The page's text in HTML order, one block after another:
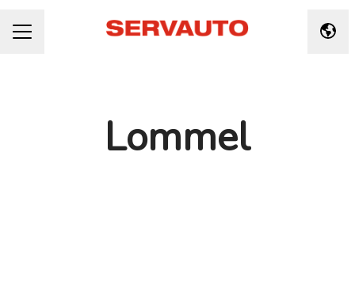
CARRIÈREMENU Taal
Lommel